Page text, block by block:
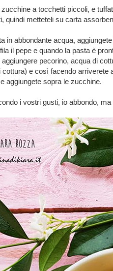
a tocchetti piccoli, e
quindi metteteli su carta
in abbondante acqua,
il pepe e quando la pasta è
pecorino, acqua di
cottura) e così facendo
aggiungete sopra le zucchine.
i vostri gusti, io abbondo,